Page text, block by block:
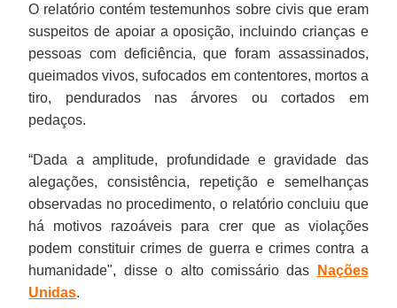
O relatório contém testemunhos sobre civis que eram
suspeitos de apoiar a oposição, incluindo crianças e
pessoas com deficiência, que foram assassinados,
queimados vivos, sufocados em contentores, mortos a
tiro, pendurados nas árvores ou cortados em
pedaços.
“Dada a amplitude, profundidade e gravidade das
alegações, consistência, repetição e semelhanças
observadas no procedimento, o relatório concluiu que
há motivos razoáveis para crer que as violações
podem constituir crimes de guerra e crimes contra a
humanidade", disse o alto comissário das
Nações
Unidas.